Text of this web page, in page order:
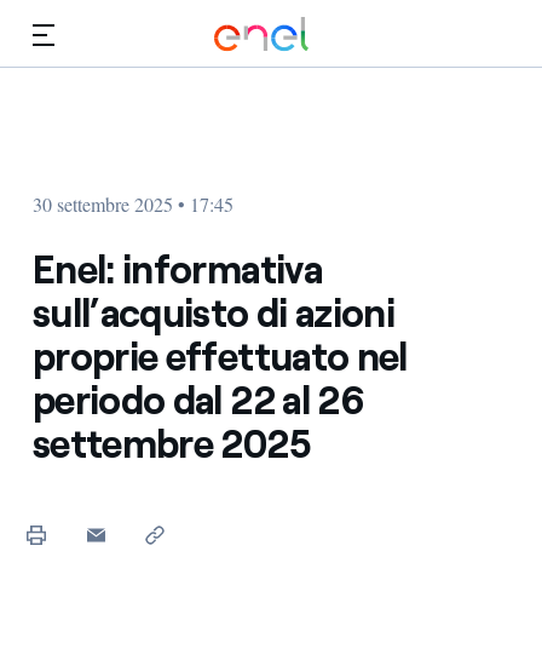
30 settembre 2025 • 17:45
Enel: informativa
sull’acquisto di azioni
proprie effettuato nel
periodo dal 22 al 26
settembre 2025